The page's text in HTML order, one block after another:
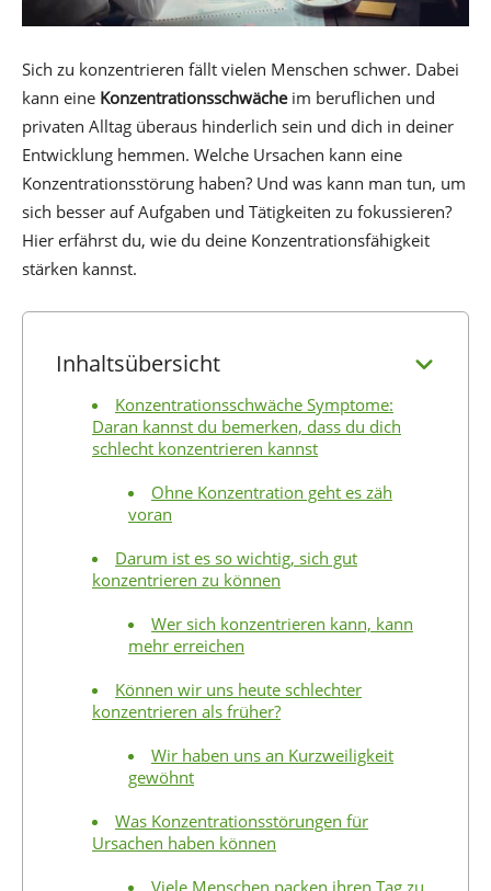
Sich zu konzentrieren fällt vielen Menschen schwer. Dabei
kann eine Konzentrationsschwächeim beruflichen und
privaten Alltag überaus hinderlich sein und dich in deiner
Entwicklung hemmen. Welche Ursachen kann eine
Konzentrationsstörung haben? Und was kann man tun, um
sich besser auf Aufgaben und Tätigkeiten zu fokussieren?
Hier erfährst du, wie du deine Konzentrationsfähigkeit
stärken kannst.
Inhaltsübersicht
Konzentrationsschwäche Symptome:
Daran kannst du bemerken, dass du dich
schlecht konzentrieren kannst
Ohne Konzentration geht es zäh
voran
Darum ist es so wichtig, sich gut
konzentrieren zu können
Wer sich konzentrieren kann, kann
mehr erreichen
Können wir uns heute schlechter
konzentrieren als früher?
Wir haben uns an Kurzweiligkeit
gewöhnt
Was Konzentrationsstörungen für
Ursachen haben können
Viele Menschen packen ihren Tag zu